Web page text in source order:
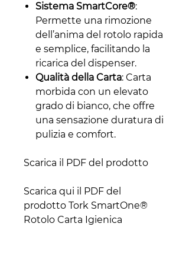
Sistema SmartCore®:
Permette una rimozione
dell’anima del rotolo rapida
e semplice, facilitando la
ricarica del dispenser.
Qualità della Carta: Carta
morbida con un elevato
grado di bianco, che offre
una sensazione duratura di
pulizia e comfort.
Scarica il PDF del prodotto
Scarica qui il PDF del
prodotto Tork SmartOne®
Rotolo Carta Igienica